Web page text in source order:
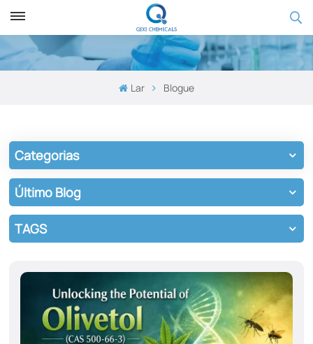
Lar Blogue
Categorias
Último Blog
TAGS